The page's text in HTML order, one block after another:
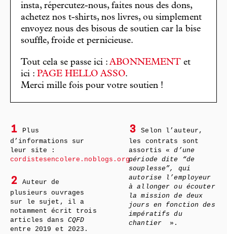
insta, répercutez-nous, faites nous des dons,
achetez nos t-shirts, nos livres, ou simplement
envoyez nous des bisous de soutien car la bise
souffle, froide et pernicieuse.
Tout cela se passe ici : ABONNEMENT et
ici : PAGE HELLO ASSO.
Merci mille fois pour votre soutien !
1
Plus
d’informations sur
leur site :
cordistesencolere.noblogs.org.
2
Auteur de
plusieurs ouvrages
sur le sujet, il a
notamment écrit trois
articles dans CQFD
entre 2019 et 2023.
3
Selon l’auteur,
les contrats sont
assortis «d’une
période dite “de
souplesse”, qui
autorise l’employeur
à allonger ou écouter
la mission de deux
jours en fonction des
impératifs du
chantier
».